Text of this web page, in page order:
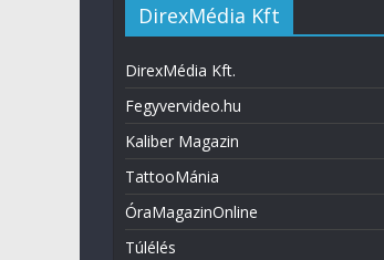
DirexMédia Kft
DirexMédia Kft.
Fegyvervideo.hu
Kaliber Magazin
TattooMánia
ÓraMagazinOnline
Túlélés